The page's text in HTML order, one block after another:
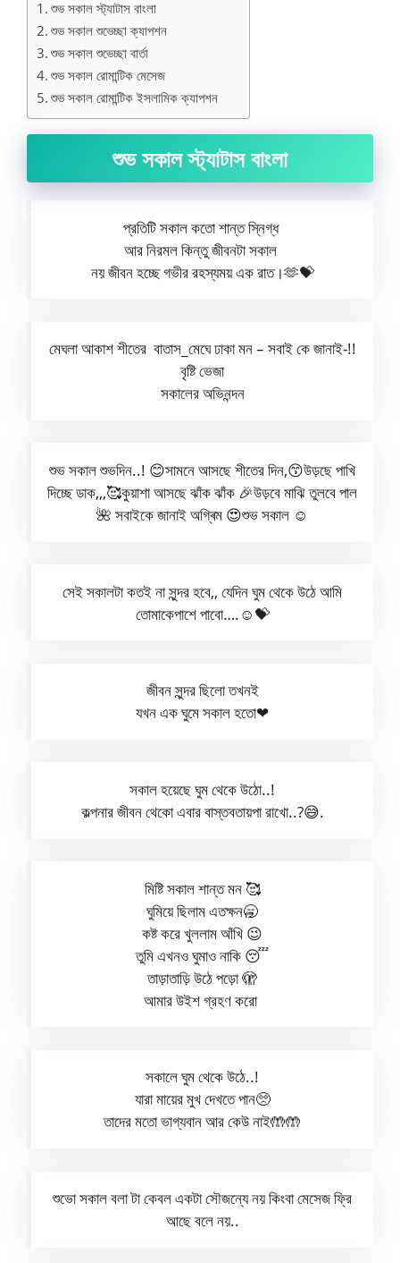
শুভ সকাল স্ট্যাটাস বাংলা
শুভ সকাল শুভেচ্ছা ক্যাপশন
শুভ সকাল শুভেচ্ছা বার্তা
শুভ সকাল রোমান্টিক মেসেজ
শুভ সকাল রোমান্টিক ইসলামিক ক্যাপশন
শুভ সকাল স্ট্যাটাস বাংলা
প্রতিটি সকাল কতো শান্ত স্নিগ্ধ
আর নিরমল কিন্তু জীবনটা সকাল
নয় জীবন হচ্ছে গভীর রহস্যময় এক রাত।🫶💝
মেঘলা আকাশ শীতের বাতাস_মেঘে ঢাকা মন – সবাই কে জানাই-!!
বৃষ্টি ভেজা
সকালের অভিনন্দন
শুভ সকাল শুভদিন..! 😊সামনে আসছে শীতের দিন,😙উড়ছে পাখি
দিচ্ছে ডাক,,,🥰কুয়াশা আসছে ঝাঁক ঝাঁক 🎉উড়বে মাঝি তুলবে পাল
🌺 সবাইকে জানাই অগ্ৰিম 😍শুভ সকাল ☺
সেই সকালটা কতই না সুন্দর হবে,, যেদিন ঘুম থেকে উঠে আমি
তোমাকেপাশে পাবো….☺️💝
জীবন সুন্দর ছিলো তখনই
যখন এক ঘুমে সকাল হতো❤
সকাল হয়েছে ঘুম থেকে উঠো..!
কল্পনার জীবন থেকো এবার বাস্তবতায়পা রাখো..?😅.
মিষ্টি সকাল শান্ত মন 🥰
ঘুমিয়ে ছিলাম এতক্ষন🥱
কষ্ট করে খুললাম আঁখি 😉
তুমি এখনও ঘুমাও নাকি 😴
তাড়াতাড়ি উঠে পড়ো 🫣
আমার উইশ গ্রহণ করো
সকালে ঘুম থেকে উঠে..!
যারা মায়ের মুখ দেখতে পান🥺
তাদের মতো ভাগ্যবান আর কেউ নাই🤲🤲
শুভো সকাল বলা টা কেবল একটা সৌজন্যে নয় কিংবা মেসেজ ফ্রি
আছে বলে নয়..